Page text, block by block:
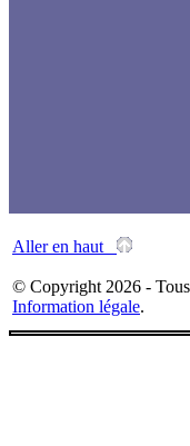
Aller en haut
© Copyright 2026 -
Information légale.